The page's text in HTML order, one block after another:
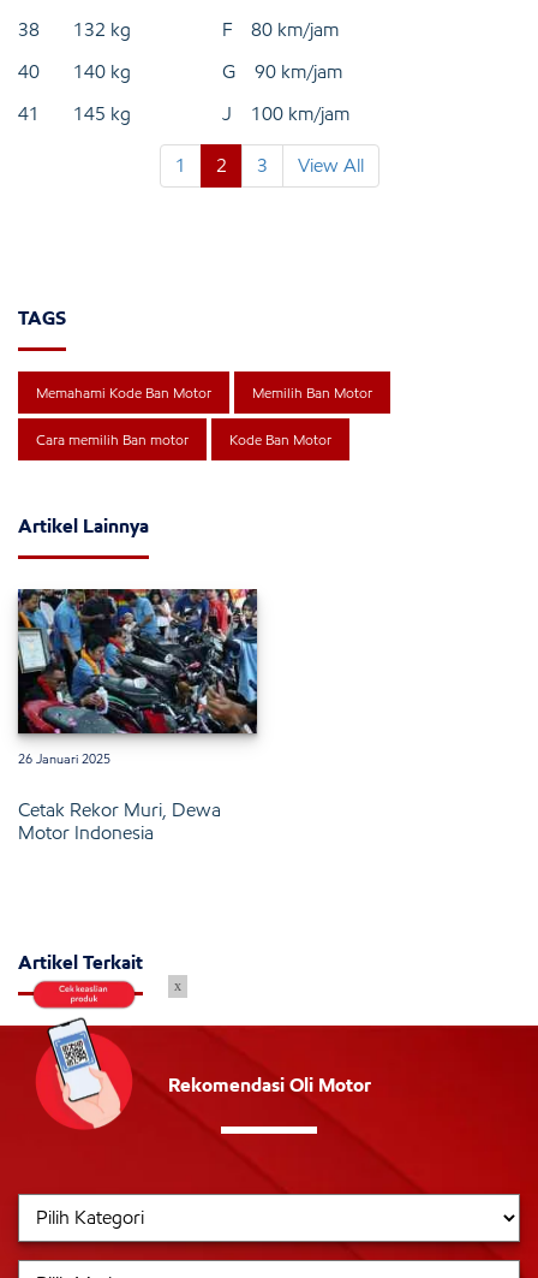
38 132 kg F 80 km/jam
40 140 kg G 90 km/jam
41 145 kg J 100 km/jam
1 2 3 View All
TAGS
Memahami Kode Ban Motor Memilih Ban Motor
Cara memilih Ban motor Kode Ban Motor
Artikel Lainnya
26 Januari 2025
Cetak Rekor Muri, Dewa
Motor Indonesia
Artikel Terkait
Rekomendasi Oli Motor
x